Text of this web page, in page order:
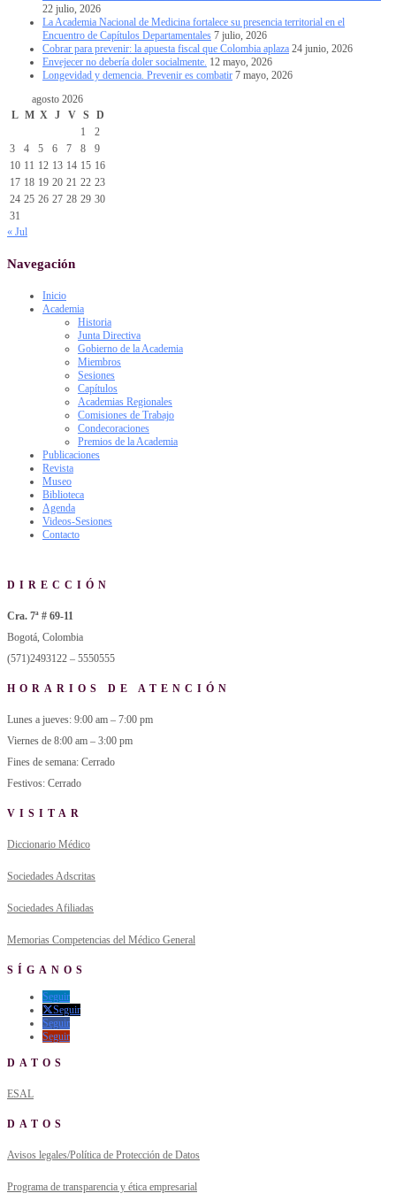
22 julio, 2026
La Academia Nacional de Medicina fortalece su presencia territorial en el
Encuentro de Capítulos Departamentales 7 julio, 2026
Cobrar para prevenir: la apuesta fiscal que Colombia aplaza 24 junio, 2026
Envejecer no debería doler socialmente. 12 mayo, 2026
Longevidad y demencia. Prevenir es combatir 7 mayo, 2026
agosto 2026
L M X J V S
D
1
2
3
4 5 6 7 8
9
10 11 12 13 14 15 16
17 18 19 20 21 22 23
24 25 26 27 28 29 30
31
« Jul
Navegación
Inicio
Academia
Historia
Junta Directiva
Gobierno de la Academia
Miembros
Sesiones
Capítulos
Academias Regionales
Comisiones de Trabajo
Condecoraciones
Premios de la Academia
Publicaciones
Revista
Museo
Biblioteca
Agenda
Videos-Sesiones
Contacto
DIRECCIÓN
Cra. 7ª # 69-11
Bogotá, Colombia
(571)2493122 – 5550555
HORARIOS DE ATENCIÓN
Lunes a jueves: 9:00 am – 7:00 pm
Viernes de 8:00 am – 3:00 pm
Fines de semana: Cerrado
Festivos: Cerrado
VISITAR
Diccionario Médico
Sociedades Adscritas
Sociedades Afiliadas
Memorias Competencias del Médico General
SÍGANOS
Seguir
Seguir
Seguir
Seguir
DATOS
ESAL
DATOS
Avisos legales/Política de Protección de Datos
Programa de transparencia y ética empresarial